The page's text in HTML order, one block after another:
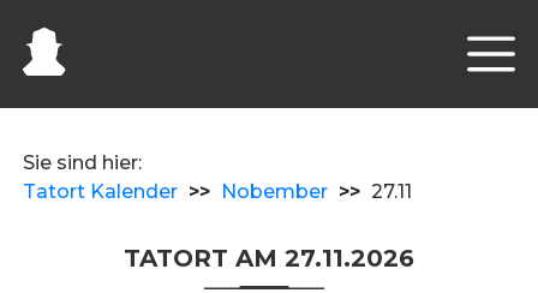
Sie sind hier:
Tatort Kalender >> Nobember >> 27.11
TATORT AM 27.11.2026